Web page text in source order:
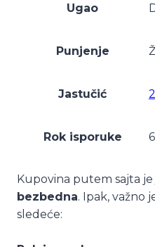
Ugao
Punjenje
Jastučić
Rok isporuke
Kupovina putem sajta je
bezbedna. Ipak, važno
sledeće: